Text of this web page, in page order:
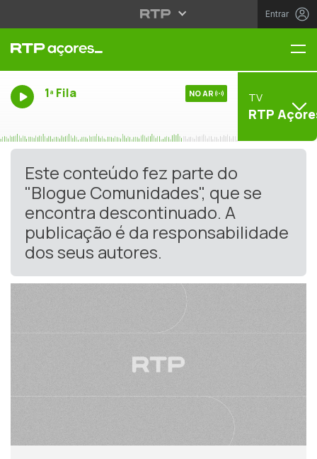
Entrar
1ª Fila NO AR TV
RTP
Este conteúdo fez parte do
"Blogue Comunidades", que se
encontra descontinuado. A
publicação é da responsabilidade
dos seus autores.